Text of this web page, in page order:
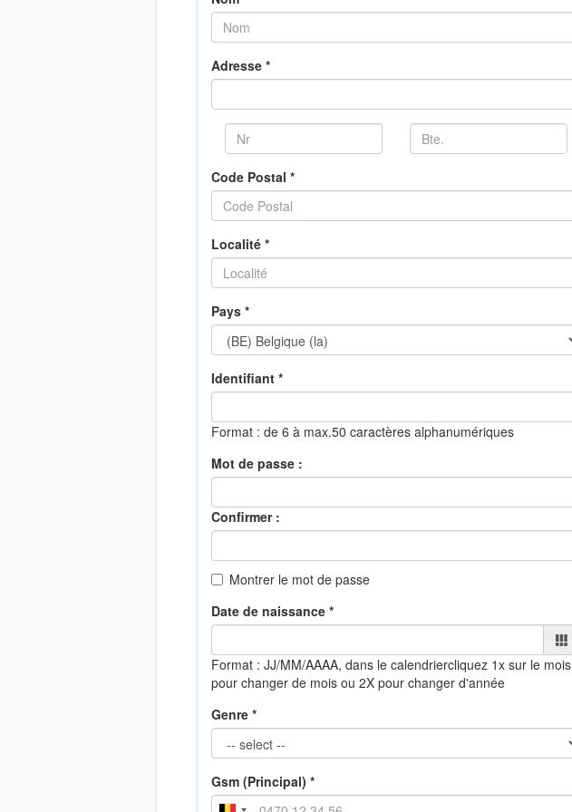
Adresse *
Code Postal *
Localité *
Pays *
Identifiant *
Format : de 6 à max.50 caractères alphanumériques
Mot de passe :
Confirmer :
Montrer le mot de passe
Date de naissance *
Format : JJ/MM/AAAA, dans le calendriercliquez 1x sur le mois
pour changer de mois ou 2X pour changer d'année
Genre *
Gsm (Principal) *